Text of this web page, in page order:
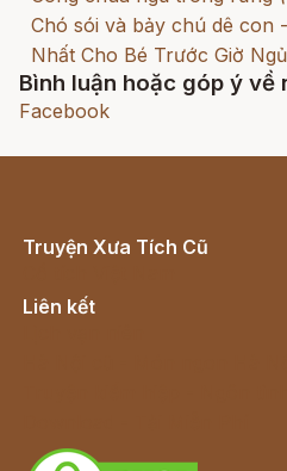
Chó sói và bảy chú dê con
Nhất Cho Bé Trước Giờ Ngủ
Bình luận hoặc góp ý về
Facebook
Truyện Xưa Tích Cũ
Liên kết